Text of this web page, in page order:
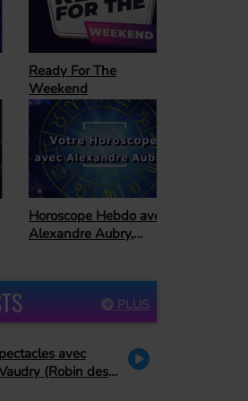
Ready For The
Weekend
Horoscope Hebdo avec
Alexandre Aubry,
PLUS
avec
(Robin des